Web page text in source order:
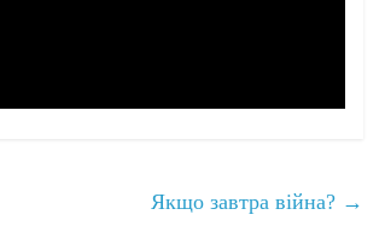
Якщо завтра війна? →